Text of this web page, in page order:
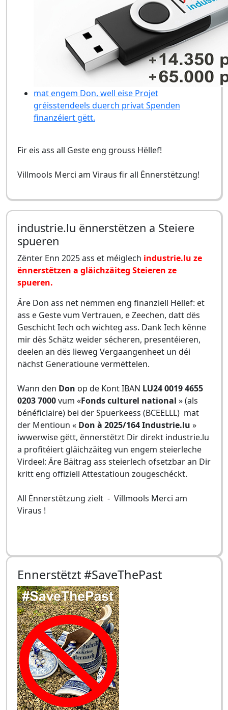
mat engem Don, well eise Projet
gréisstendeels duerch privat Spenden
finanzéiert gëtt.
Fir eis ass all Geste eng grouss Hëllef!
Villmools Merci am Viraus fir all Ënnerstëtzung!
industrie.lu ënnerstëtzen a Steiere
spueren
Zënter Enn 2025 ass et méiglech industrie.lu ze
ënnerstëtzen a gläichzäiteg Steieren ze
spueren.
Äre Don ass net nëmmen eng finanziell Hëllef: et
ass e Geste vum Vertrauen, e Zeechen, datt dës
Geschicht Iech och wichteg ass. Dank Iech kënne
mir dës Schätz weider sécheren, presentéieren,
deelen an dës lieweg Vergaangenheet un déi
nächst Generatioune vermëttelen.
Wann den Don op de Kont IBAN LU24 0019 4655
0203 7000vum «Fonds culturel national » (als
bénéficiaire) bei der Spuerkeess (BCEELLL) mat
der Mentioun « Don à 2025/164 Industrie.lu »
iwwerwise gëtt, ënnerstëtzt Dir direkt industrie.lu
a profitéiert gläichzäiteg vun engem steierleche
Virdeel: Äre Bäitrag ass steierlech ofsetzbar an Dir
kritt eng offiziell Attestatioun zougeschéckt.
All Ënnerstëtzung zielt - Villmools Merci am
Viraus !
Ennerstëtzt #SaveThePast